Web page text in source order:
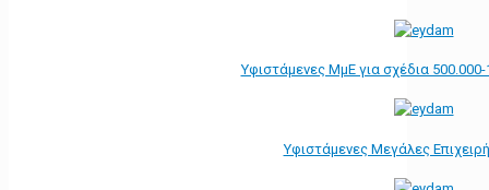
Υφιστάμενες ΜμΕ για σχέδια
Υφιστάμενες Μεγάλες